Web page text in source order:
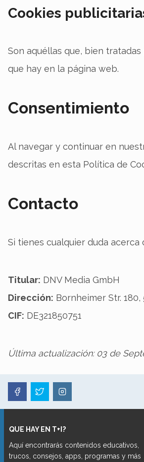
Cookies
Son aquéllas que, bien
que hay en la página web.
Consentimiento
Al navegar y continuar en
descritas en esta Política de
Contacto
Si tienes cualquier duda
Titular: DNV Media GmbH
Dirección: Bornheimer Str. 180,
CIF: DE321850751
Última actualización: 03 de
QUE HAY EN T+I?
Aquí encontrarás contenidos educativos,
trucos, consejos, apps, programas y más